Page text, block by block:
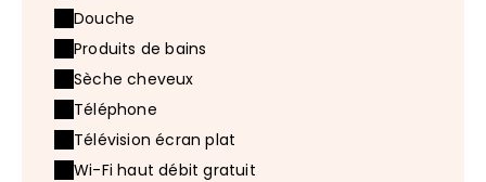
Douche
Produits de bains
Sèche cheveux
Téléphone
Télévision écran plat
Wi-Fi haut débit gratuit